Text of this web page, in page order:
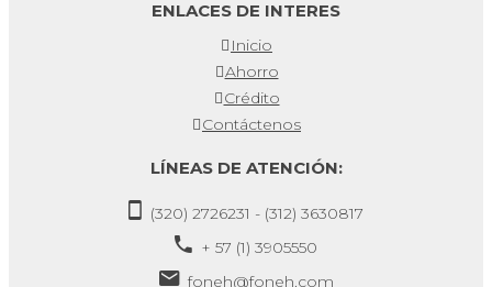
ENLACES DE INTERES
Inicio
Ahorro
Crédito
Contáctenos
LÍNEAS DE ATENCIÓN:
(320) 2726231 - (312) 3630817
+ 57 (1) 3905550
foneh@foneh.com